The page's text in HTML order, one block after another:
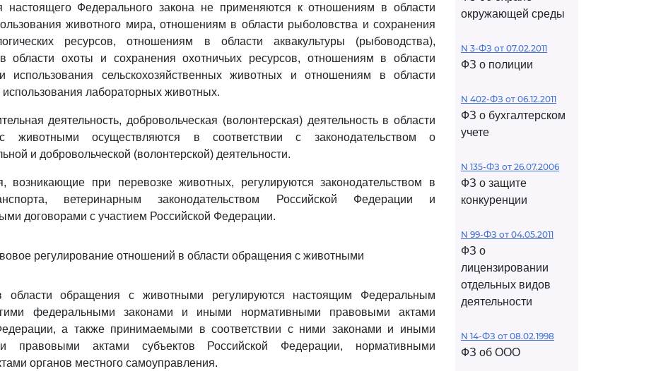
настоящего Федерального закона не применяются к отношениям в области
животного мира, отношениям в области рыболовства и сохранения
ресурсов, отношениям в области аквакультуры (рыбоводства),
области охоты и сохранения охотничьих ресурсов, отношениям в области
использования сельскохозяйственных животных и отношениям в области
лабораторных животных.
деятельность, добровольческая (волонтерская) деятельность в области
животными осуществляются в соответствии с законодательством о
и добровольческой (волонтерской) деятельности.
возникающие при перевозке животных, регулируются законодательством в
ветеринарным законодательством Российской Федерации и
договорами с участием Российской Федерации.
регулирование отношений в области обращения с животными
области обращения с животными регулируются настоящим Федеральным
федеральными законами и иными нормативными правовыми актами
а также принимаемыми в соответствии с ними законами и иными
правовыми актами субъектов Российской Федерации, нормативными
органов местного самоуправления.
окружающей среды
N 3-ФЗ от 07.02.2011
ФЗ о полиции
N 402-ФЗ от 06.12.2011
ФЗ о бухгалтерском
учете
N 135-ФЗ от 26.07.2006
ФЗ о защите
конкуренции
N 99-ФЗ от 04.05.2011
ФЗ о
лицензировании
отдельных видов
деятельности
N 14-ФЗ от 08.02.1998
ФЗ об ООО